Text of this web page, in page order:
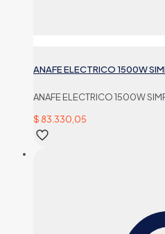
ANAFE ELECTRICO 1500W
ANAFE ELECTRICO 1500W
$ 83.330,05